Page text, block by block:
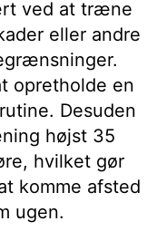
ved at træne
eller andre
opretholde en
Desuden
højst 35
hvilket gør
komme afsted
ugen.